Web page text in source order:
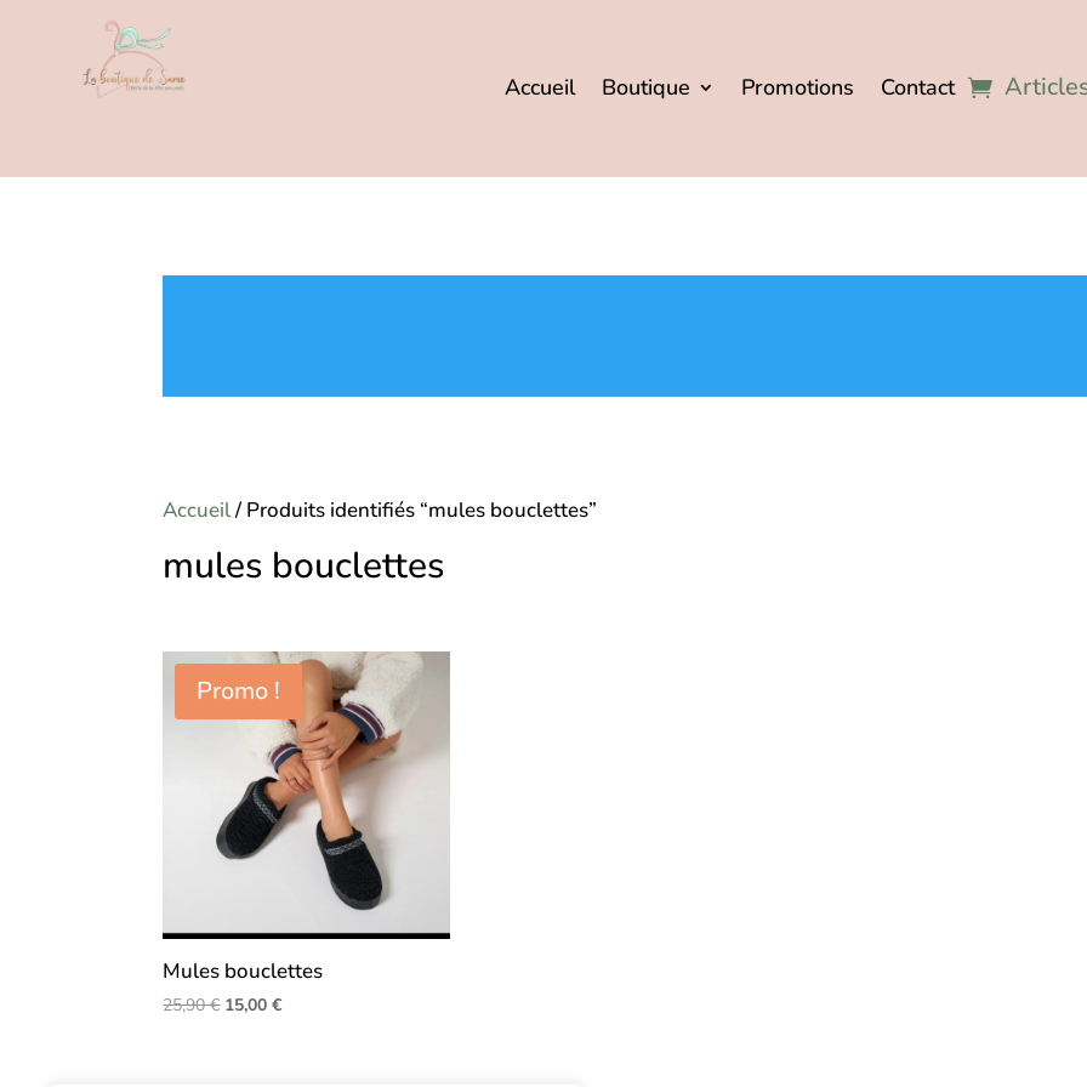
Accueil Boutique Promotions Contact
Accueil/ Produits identifiés “mules bouclettes”
mules bouclettes
Promo !
Mules bouclettes
25,90€ Le
15,00€Le